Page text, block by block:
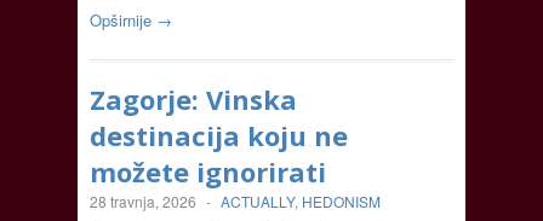
Opširnije →
Zagorje: Vinska
destinacija koju ne
možete ignorirati
28 travnja, 2026 - ACTUALLY, HEDONISM